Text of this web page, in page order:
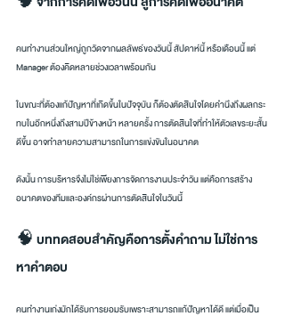
คนทำงานส่วนใหญ่ถูกวัดจากผลลัพธ์ของวันนี้ สัปดาห์นี้ หรือเดือนนี้ แต่
Manager ต้องคิดหลายช่วงเวลาพร้อมกัน
ในขณะที่ต้องแก้ปัญหาที่เกิดขึ้นในปัจจุบัน ก็ต้องตัดสินใจโดยคำนึงถึงผลกระ
ทบในอีกหนึ่งถึงสามปีข้างหน้า หลายครั้ง การตัดสินใจที่ทำให้ตัวเลขระยะสั้น
ดีขึ้น อาจทำลายความสามารถในการแข่งขันในอนาคต
ดังนั้น การบริหารจึงไม่ใช่เพียงการจัดการงานประจำวัน แต่คือการสร้าง
อนาคตของทีมและองค์กรผ่านการตัดสินใจในวันนี้
🧠 บททดสอบสำคัญคือการตั้งคำถาม ไม่ใช่การ
หาคำตอบ
คนทำงานเก่งมักได้รับการยอมรับเพราะสามารถแก้ปัญหาได้ดี แต่เมื่อเป็น